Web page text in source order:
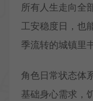
所有人生走向全
工安稳度日，也
季流转的城镇里
角色日常状态体
基础身心需求，